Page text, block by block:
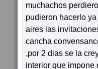
muchachos
pudieron hacerlo
aires las
cancha
,por 2 dias se la
interior que impone